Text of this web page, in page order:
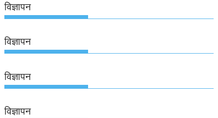
विज्ञापन
विज्ञापन
विज्ञापन
विज्ञापन